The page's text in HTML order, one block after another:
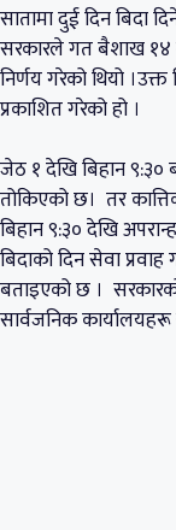
सातामा दुई दिन बिदा
सरकारले गत बैशाख १४
निर्णय गरेको थियो
प्रकाशित गरेको हो ।
जेठ १ देखि बिहान
तोकिएको छ। तर
बिहान ९:३० देखि
बिदाको दिन सेवा प्रवाह
बताइएको छ ।
सार्वजनिक